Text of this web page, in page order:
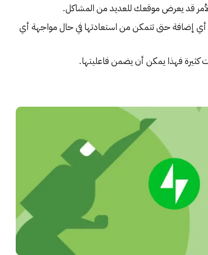
قد يعرض موقعك للعديد من المشاكل.
إضافة حتى تتمكن من استعادتها في حال مواجهة أي
كثيرة فهذا يمكن أن يضمن فاعليتها.